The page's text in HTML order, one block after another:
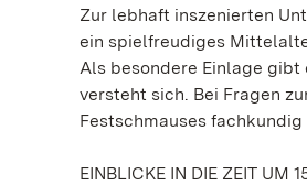
Zur lebhaft inszenierten
ein spielfreudiges
Als besondere Einlage gibt
versteht sich. Bei Fragen
Festschmauses
EINBLICKE IN DIE ZEIT UM